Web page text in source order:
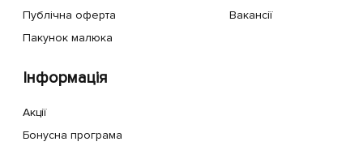
Публічна оферта
Пакунок малюка
Вакансії
Інформація
Акції
Бонусна програма